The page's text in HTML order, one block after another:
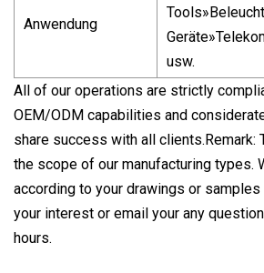
Anwendung
usw.
All of our operations are strictly
OEM/ODM capabilities and
share success with all
the scope of our manufacturing types.
according to your drawings or
your interest or email your any
hours.